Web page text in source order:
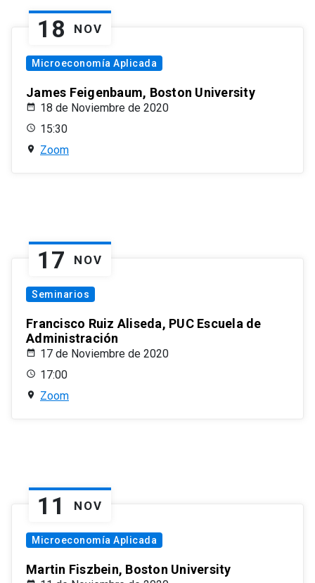
18 NOV
Microeconomía Aplicada
James Feigenbaum, Boston University
18 de Noviembre de 2020
15:30
Zoom
17 NOV
Seminarios
Francisco Ruiz Aliseda, PUC Escuela de
Administración
17 de Noviembre de 2020
17:00
Zoom
11 NOV
Microeconomía Aplicada
Martin Fiszbein, Boston University